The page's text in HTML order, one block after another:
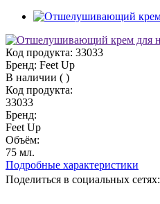
Код продукта: 33033
Бренд: Feet Up
В наличии ( )
Код продукта:
33033
Бренд:
Feet Up
Объём:
75 мл.
Подробные характеристики
Поделиться в социальных сетях: